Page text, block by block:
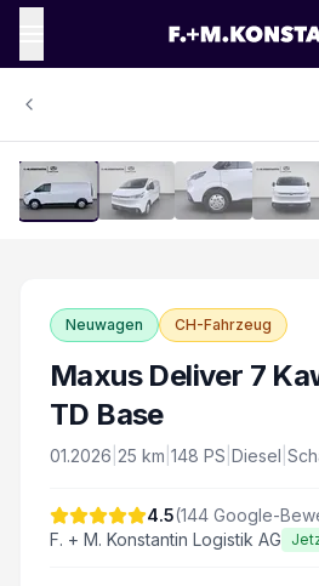
Neuwagen CH-Fahrzeug
Maxus Deliver 7
TD Base
01.2026 25 km 148 PS Diesel
4.5(144 Google-
F. + M. Konstantin Logistik AG